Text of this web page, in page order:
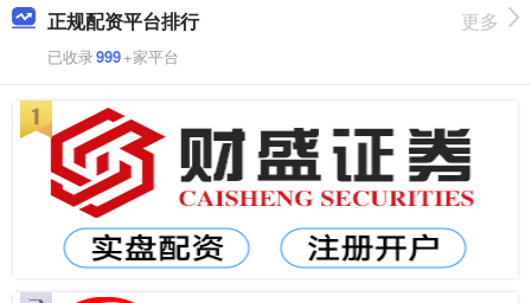
正规配资平台排行
已收录999+家平台
更多